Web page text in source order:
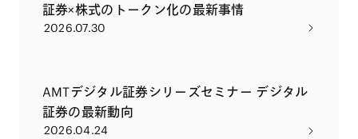
証券×株式のトークン化の最新事情
2026.07.30
AMTデジタル証券シリーズセミナー デジタル
証券の最新動向
2026.04.24